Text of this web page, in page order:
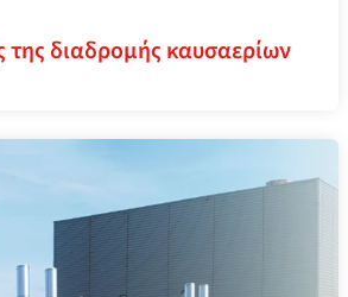
της διαδρομής καυσαερίων